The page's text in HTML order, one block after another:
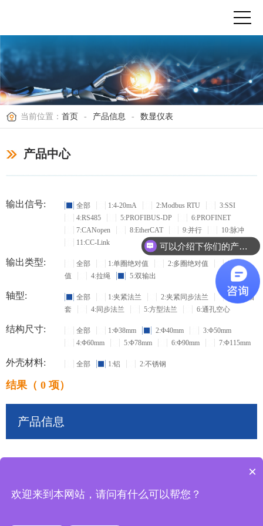
当前位置： 首页 - 产品信息 - 数显仪表
产品中心
输出信号: 全部 1:4-20mA 2:Modbus RTU
3:SSI
4:RS485
5:PROFIBUS-DP
6:PROFINET
7:CANopen
8:EtherCAT 9:并行
10:脉冲
11:CC-Link
输出类型: 全部 1:单圈绝对值 2:多圈绝对值
3:增量
值
4:拉绳 5:双输出
轴型: 全部 1:夹紧法兰 2:夹紧同步法兰
3:盲孔轴
套
4:同步法兰 5:方型法兰 6:通孔空心
结构尺寸: 全部 1:Φ38mm 2:Φ40mm
3:Φ50mm
4:Φ60mm
5:Φ78mm 6:Φ90mm 7:Φ115mm
外壳材料: 全部 1:铝 2:不锈钢
结果（ 0 项）
产品信息
可以介绍下你们的产品么？
×
欢迎来到本网站，请问有什么可以帮您？